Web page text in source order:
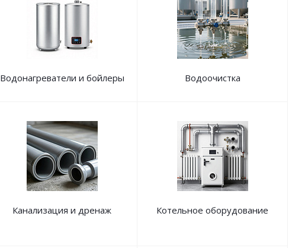
Водонагреватели и бойлеры Водоочистка
Канализация и дренаж Котельное оборудование